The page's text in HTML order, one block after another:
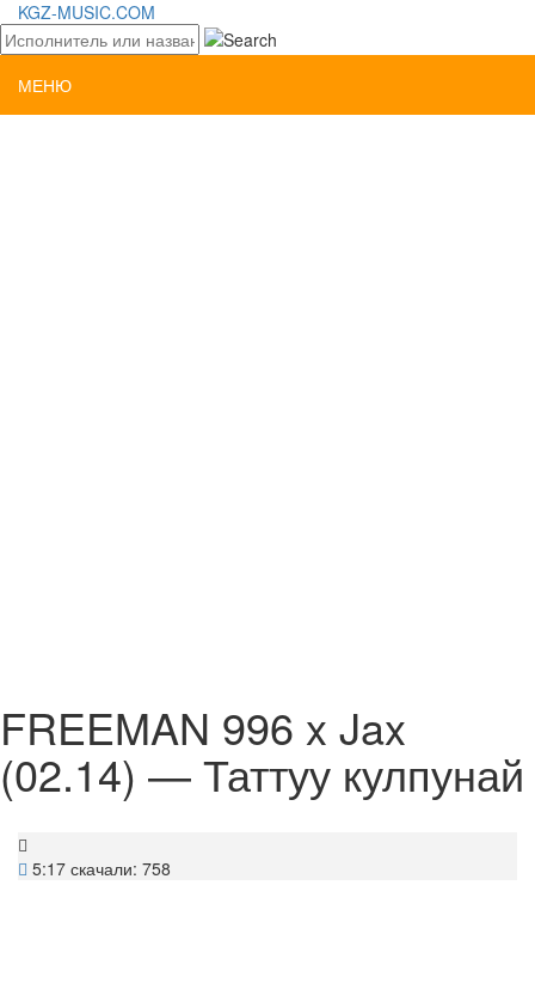
KGZ-MUSIC.COM
МЕНЮ
FREEMAN 996 x Jax
(02.14) — Таттуу кулпунай
5:17 скачали: 758